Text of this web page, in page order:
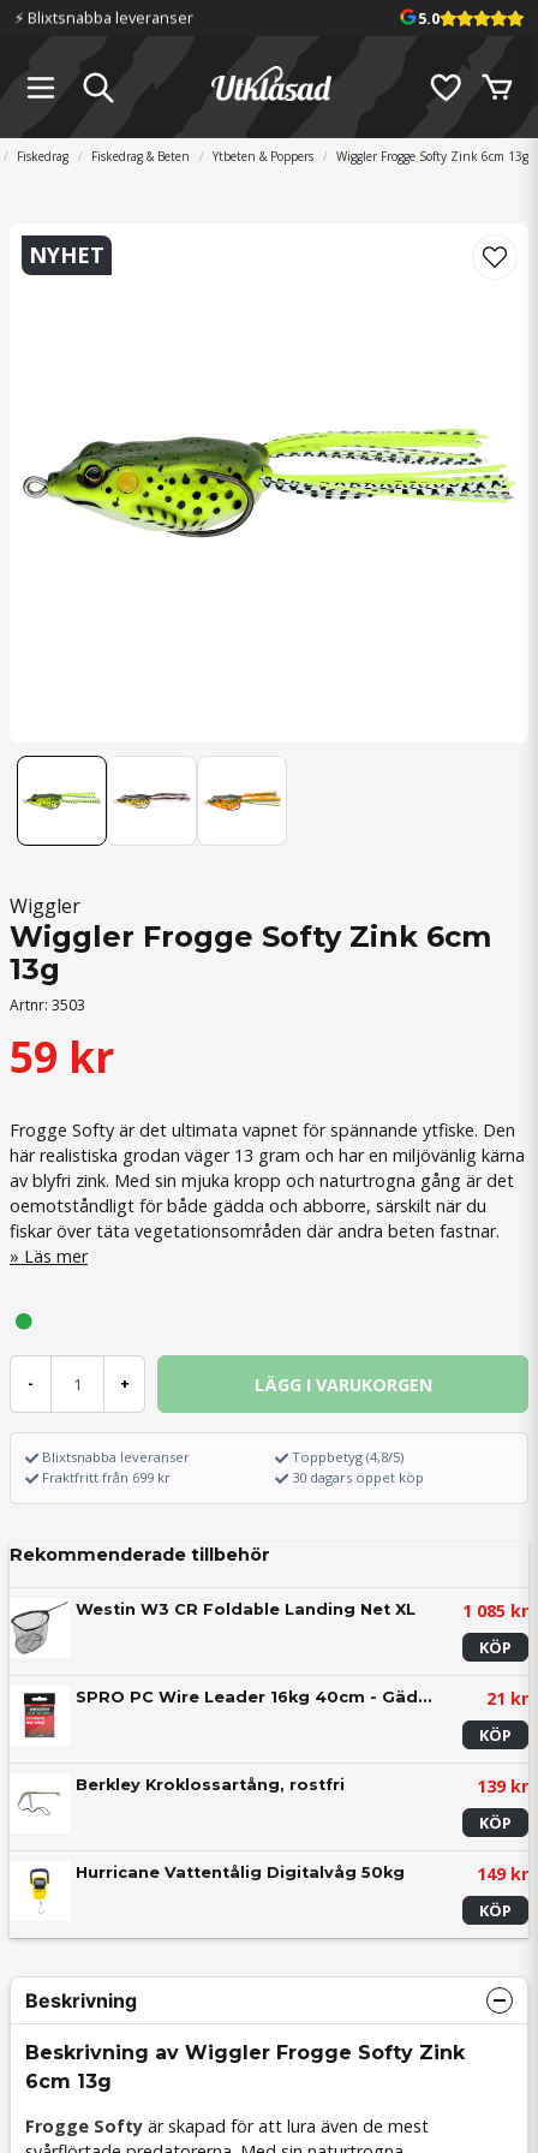
⚡️ Blixtsnabba leveranser 5.0
Fiskedrag Fiskedrag & Beten Ytbeten & Poppers Wiggler Frogge Softy Zink 6cm 13g
NYHET
Wiggler
Wiggler Frogge Softy Zink 6cm
13g
Artnr: 3503
59 kr
Frogge Softy är det ultimata vapnet för spännande ytfiske. Den
här realistiska grodan väger 13 gram och har en miljövänlig kärna
av blyfri zink. Med sin mjuka kropp och naturtrogna gång är det
oemotståndligt för både gädda och abborre, särskilt när du
fiskar över täta vegetationsområden där andra beten fastnar.
Läs mer
- + LÄGG I VARUKORGEN
Blixtsnabba leveranser
Fraktfritt från 699 kr
Toppbetyg (4,8/5)
30 dagars öppet köp
Rekommenderade tillbehör
Westin W3 CR Foldable Landing Net XL 1 085 kr
KÖP
SPRO PC Wire Leader 16kg 40cm - Gäddtafs (2-pack) 21 kr
KÖP
Berkley Kroklossartång, rostfri 139 kr
KÖP
Hurricane Vattentålig Digitalvåg 50kg 149 kr
KÖP
Beskrivning
Beskrivning av Wiggler Frogge Softy Zink
6cm 13g
Frogge Softy är skapad för att lura även de mest